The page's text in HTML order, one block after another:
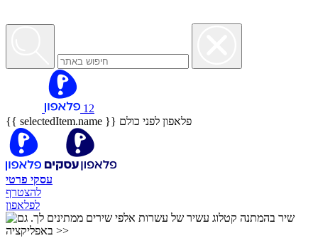
12
{{ selectedItem.name }} פלאפון לפני כולם
עסקי פרטי
להצטרף
לפלאפון